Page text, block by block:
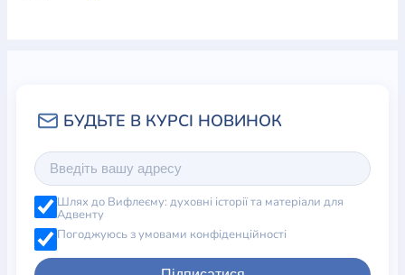
Шлях до Вифлеєму: духовні історії та матеріали для
Адвенту
Погоджуюсь з умовами конфіденційності